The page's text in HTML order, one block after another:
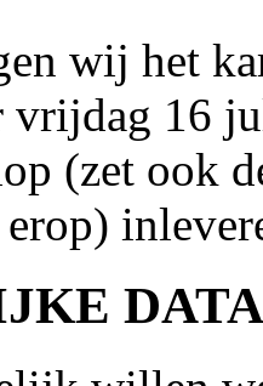
wij het
16
(zet ook
DATA